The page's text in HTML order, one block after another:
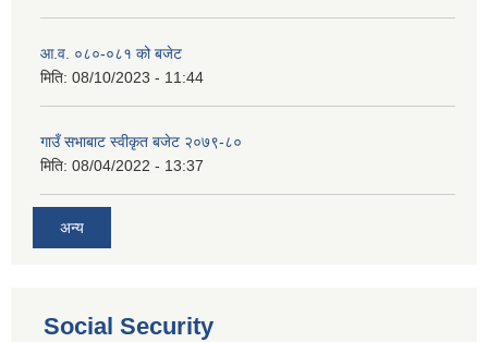
आ.व. ०८०-०८१ को बजेट
मिति: 08/10/2023 - 11:44
गाउँ सभाबाट स्वीकृत बजेट २०७९-८०
मिति: 08/04/2022 - 13:37
अन्य
Social Security